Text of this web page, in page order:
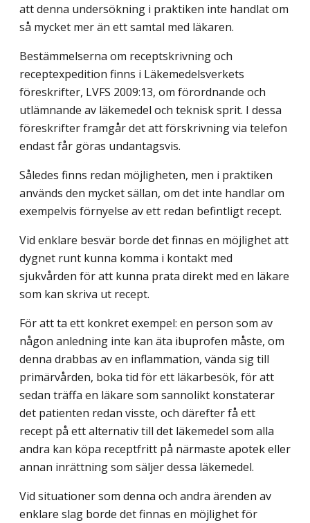
att denna undersökning i praktiken inte handlat om
så mycket mer än ett samtal med läkaren.
Bestämmelserna om receptskrivning och
receptexpedition finns i Läkemedelsverkets
föreskrifter, LVFS 2009:13, om förordnande och
utlämnande av läkemedel och teknisk sprit. I dessa
föreskrifter framgår det att förskrivning via telefon
endast får göras undantagsvis.
Således finns redan möjligheten, men i praktiken
används den mycket sällan, om det inte handlar om
exempelvis förnyelse av ett redan befintligt recept.
Vid enklare besvär borde det finnas en möjlighet att
dygnet runt kunna komma i kontakt med
sjukvården för att kunna prata direkt med en läkare
som kan skriva ut recept.
För att ta ett konkret exempel: en person som av
någon anledning inte kan äta ibuprofen måste, om
denna drabbas av en inflammation, vända sig till
primärvården, boka tid för ett läkarbesök, för att
sedan träffa en läkare som sannolikt konstaterar
det patienten redan visste, och därefter få ett
recept på ett alternativ till det läkemedel som alla
andra kan köpa receptfritt på närmaste apotek eller
annan inrättning som säljer dessa läkemedel.
Vid situationer som denna och andra ärenden av
enklare slag borde det finnas en möjlighet för